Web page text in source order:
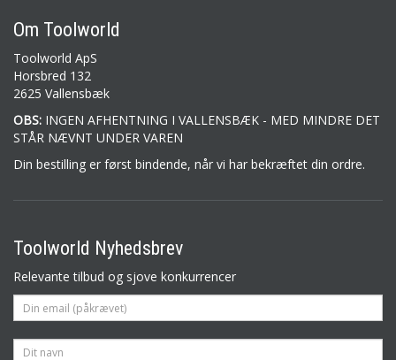
Om Toolworld
Toolworld ApS
Horsbred 132
2625 Vallensbæk
OBS: INGEN AFHENTNING I VALLENSBÆK - MED MINDRE DET
STÅR NÆVNT UNDER VAREN
Din bestilling er først bindende, når vi har bekræftet din ordre.
Toolworld Nyhedsbrev
Relevante tilbud og sjove konkurrencer